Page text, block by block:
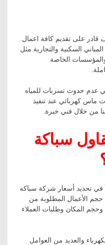
قادر على تقديم كافة اعمال
السكنية والتجارية مثل
الخاصة
عدم حدوث تسربات للمياه
ماس كهربائي عند تنفيذ
من خلال فني خبرة.
سباكة
في تحديد أسعار شركة سباكه
حجم الأعمال المطلوبة من
وحجم المكان وطلبات العملاء
والعديد من العوامل